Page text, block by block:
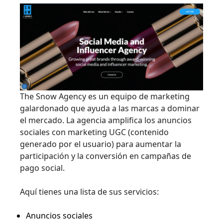
The Snow Agency es un equipo de marketing
galardonado que ayuda a las marcas a dominar
el mercado. La agencia amplifica los anuncios
sociales con marketing UGC (contenido
generado por el usuario) para aumentar la
participación y la conversión en campañas de
pago social.
Aquí tienes una lista de sus servicios:
Anuncios sociales